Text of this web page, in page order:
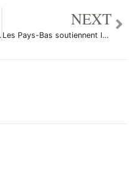
NEXT
Les Pays-Bas soutiennent la candidature du gouverneur Wellink